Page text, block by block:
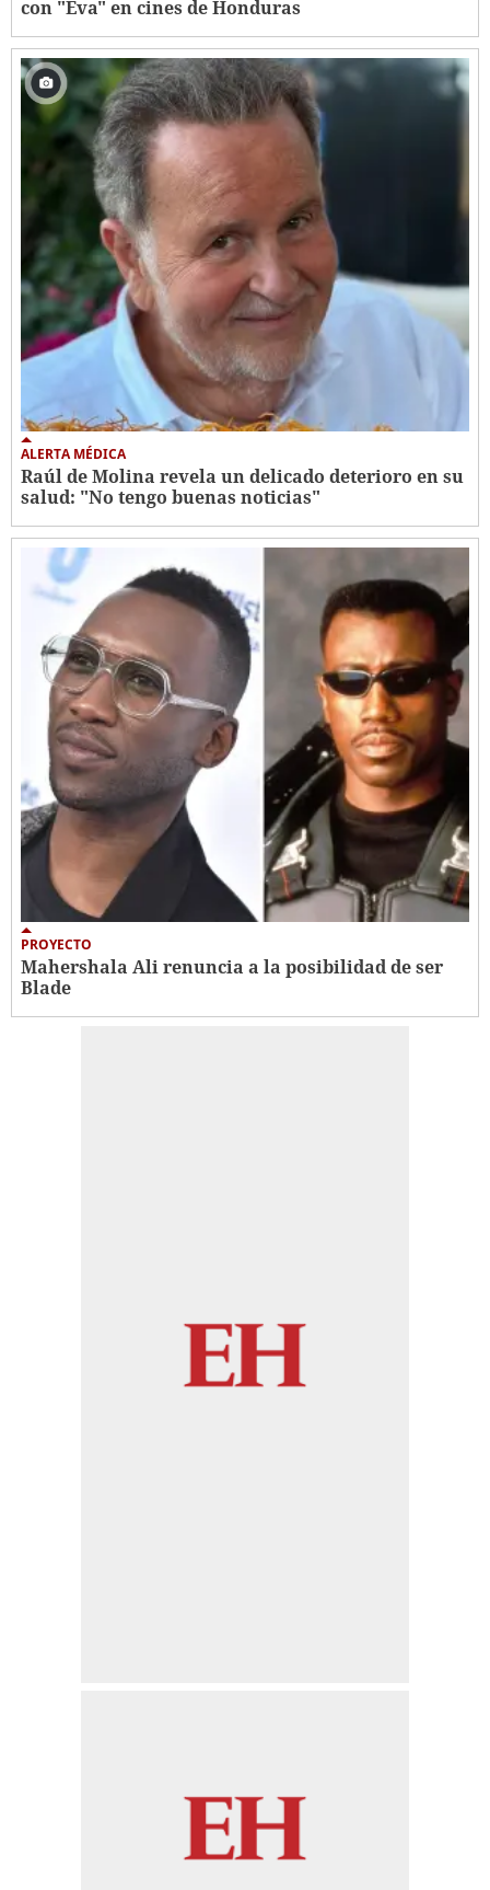
con "Eva" en cines de Honduras
ALERTA MÉDICA
Raúl de Molina revela un delicado deterioro en su
salud: "No tengo buenas noticias"
PROYECTO
Mahershala Ali renuncia a la posibilidad de ser
Blade